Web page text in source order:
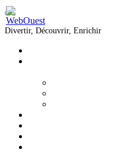
Divertir, Découvrir, Enrichir